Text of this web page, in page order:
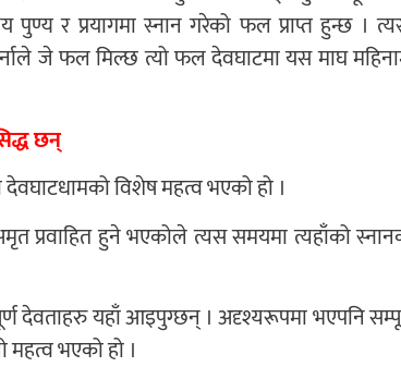
पुण्य र प्रयागमा स्नान गरेको फल प्राप्त हुन्छ ।
जे फल मिल्छ त्यो फल देवघाटमा यस माघ
छन्
विशेष महत्व भएको हो ।
प्रवाहित हुने भएकोले त्यस समयमा त्यहाँको
देवताहरु यहाँ आइपुग्छन् । अदृश्यरूपमा भएपनि
भएको हो ।